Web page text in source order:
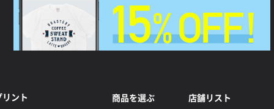
リント 商品を選ぶ 店舗リスト